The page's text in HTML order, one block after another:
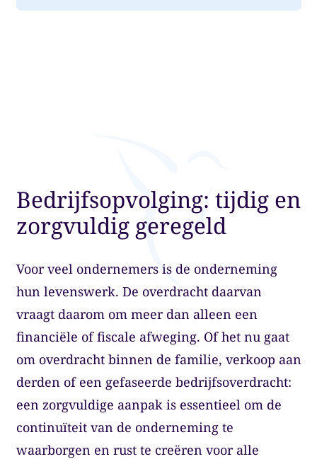
Bedrijfsopvolging: tijdig en
zorgvuldig geregeld
Voor veel ondernemers is de onderneming
hun levenswerk. De overdracht daarvan
vraagt daarom om meer dan alleen een
financiële of fiscale afweging. Of het nu gaat
om overdracht binnen de familie, verkoop aan
derden of een gefaseerde bedrijfsoverdracht:
een zorgvuldige aanpak is essentieel om de
continuïteit van de onderneming te
waarborgen en rust te creëren voor alle